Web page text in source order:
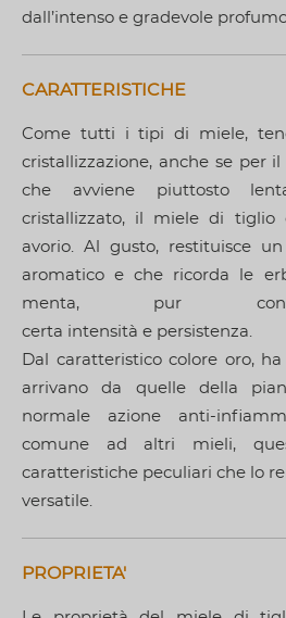
dall’intenso e gradevole
CARATTERISTICHE
Come tutti i tipi di miele,
cristallizzazione, anche se per
che avviene piuttosto
cristallizzato, il miele di tiglio
avorio. Al gusto, restituisce
aromatico e che ricorda le
menta, pur
certa intensità e persistenza.
Dal caratteristico colore oro,
arrivano da quelle della
normale azione anti-
comune ad altri mieli,
caratteristiche peculiari che lo
versatile.
PROPRIETA'